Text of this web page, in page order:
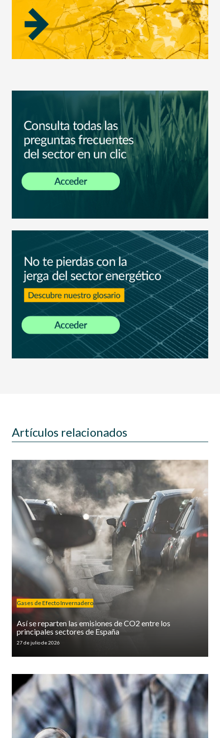
Artículos relacionados
Gases de Efecto Invernadero
Así se reparten las emisiones de CO2 entre los
principales sectores de España
27 de julio de 2026